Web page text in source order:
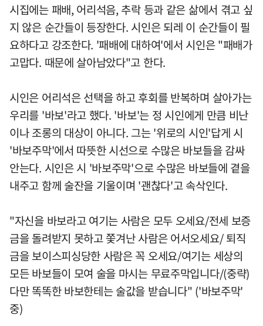
시집에는 패배, 어리석음, 추락 등과 같은 삶에서 겪고 싶
지 않은 순간들이 등장한다. 시인은 되레 이 순간들이 필
요하다고 강조한다. '패배에 대하여'에서 시인은 "패배가
고맙다. 때문에 살아남았다"고 한다.
시인은 어리석은 선택을 하고 후회를 반복하며 살아가는
우리를 '바보'라고 했다. '바보'는 정 시인에게 만큼 비난
이나 조롱의 대상이 아니다. 그는 '위로의 시인'답게 시
'바보주막'에서 따뜻한 시선으로 수많은 바보들을 감싸
안는다. 시인은 시 '바보주막'으로 수많은 바보들에 곁을
내주고 함께 술잔을 기울이며 '괜찮다'고 속삭인다.
"자신을 바보라고 여기는 사람은 모두 오세요/전세 보증
금을 돌려받지 못하고 쫓겨난 사람은 어서오세요/ 퇴직
금을 보이스피싱당한 사람은 꼭 오세요/여기는 세상의
모든 바보들이 모여 술을 마시는 무료주막입니다/(중략)
다만 똑똑한 바보한테는 술값을 받습니다" ('바보주막'
중)